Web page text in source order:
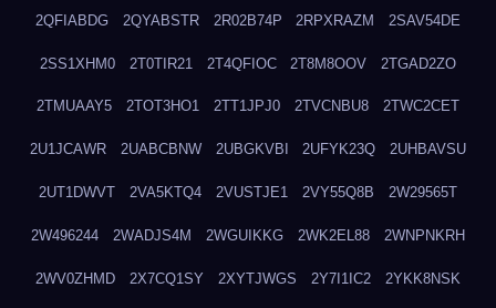
2QFIABDG 2QYABSTR 2R02B74P 2RPXRAZM 2SAV54DE
2SS1XHM0 2T0TIR21 2T4QFIOC 2T8M8OOV 2TGAD2ZO
2TMUAAY5 2TOT3HO1 2TT1JPJ0 2TVCNBU8 2TWC2CET
2U1JCAWR 2UABCBNW 2UBGKVBI 2UFYK23Q 2UHBAVSU
2UT1DWVT 2VA5KTQ4 2VUSTJE1 2VY55Q8B 2W29565T
2W496244 2WADJS4M 2WGUIKKG 2WK2EL88 2WNPNKRH
2WV0ZHMD 2X7CQ1SY 2XYTJWGS 2Y7I1IC2 2YKK8NSK